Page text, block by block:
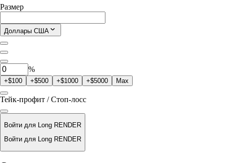
$0.00
Текущая позиция
0 RENDER
Размер
Доллары США
%
+$100 +$500 +$1000 +$5000 Max
Тейк-профит / Стоп-лосс
Войти для Long RENDER
Войти для Long RENDER